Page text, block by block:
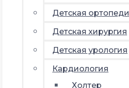
Детская
Детская хирургия
Детская урология
Кардиология
Холтер